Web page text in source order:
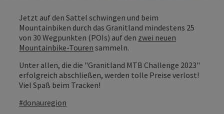
Jetzt auf den Sattel schwingen und beim
Mountainbiken durch das Granitland mindestens 25
von 30 Wegpunkten (POIs) auf den zwei neuen
Mountainbike-Touren sammeln.
Unter allen, die die "Granitland MTB Challenge 2023"
erfolgreich abschließen, werden tolle Preise verlost!
Viel Spaß beim Tracken!
#donauregion